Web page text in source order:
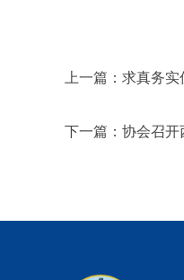
上一篇： 求真务实
下一篇： 协会召开